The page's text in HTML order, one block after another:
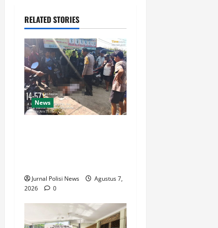
RELATED STORIES
News
Jurnal Polisi News
Agustus 7,
2026
0